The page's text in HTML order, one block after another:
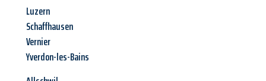
Luzern
Schaffhausen
Vernier
Yverdon-les-Bains